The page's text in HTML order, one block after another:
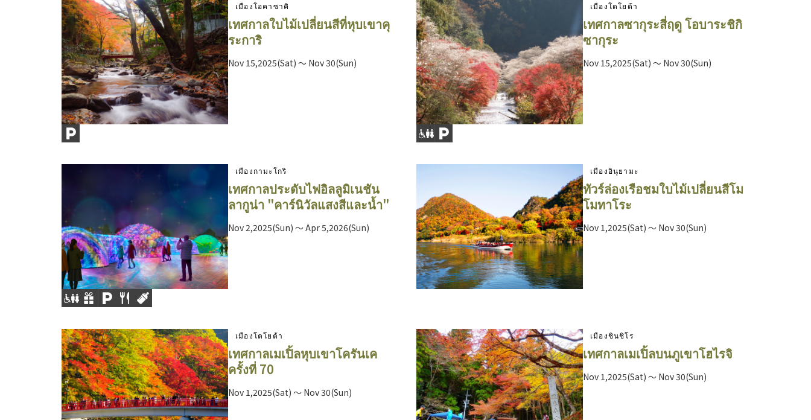
เมืองโอคาซาคิ
เทศกาลใบไม้เปลี่ยนสีที่หุบเขาคุ
ระการิ
Nov 15,2025(Sat) ～ Nov 30(Sun)
เมืองโตโยต้า
เทศกาลซากุระสี่ฤดู โอบาระชิกิ
ซากุระ
Nov 15,2025(Sat) ～ Nov 30(Sun)
เมืองกามะโกริ
เทศกาลประดับไฟอิลลูมิเนชัน
ลากูน่า "คาร์นิวัลแสงสีและน้ำ"
Nov 2,2025(Sun) ～ Apr 5,2026(Sun)
เมืองอินุยามะ
ทัวร์ล่องเรือชมใบไม้เปลี่ยนสีโม
โมทาโระ
Nov 1,2025(Sat) ～ Nov 30(Sun)
เมืองโตโยต้า
เทศกาลเมเปิ้ลหุบเขาโครันเค
ครั้งที่ 70
Nov 1,2025(Sat) ～ Nov 30(Sun)
เมืองชินชิโร
เทศกาลเมเปิ้ลบนภูเขาโฮไรจิ
Nov 1,2025(Sat) ～ Nov 30(Sun)